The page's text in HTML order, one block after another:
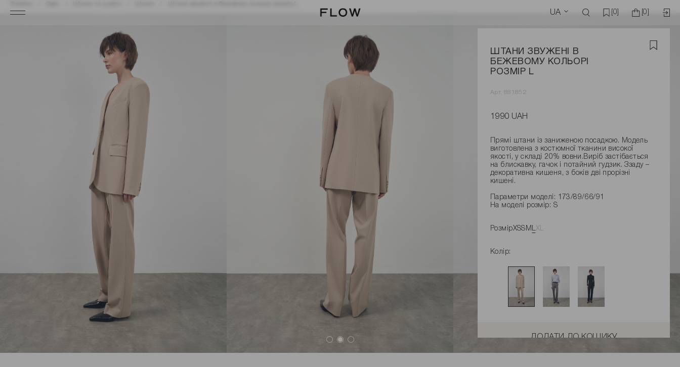
UA [0] [0]
ШТАНИ ЗВУЖЕНІ В
БЕЖЕВОМУ КОЛЬОРІ
РОЗМІР L
Арт. 881852
1990 UAH
Прямі штани із заниженою посадкою. Модель
виготовлена ​​з костюмної тканини високої
якості, у складі 20% вовни.Виріб застібається
на блискавку, гачок і потайний гудзик. Ззаду –
декоративна кишеня, з боків дві прорізні
кишені.
Параметри моделі: 173/89/66/91
На моделі розмір: S
РозмірXSS M LXL
Колір:
ДОДАТИ ДО КОШИКУ